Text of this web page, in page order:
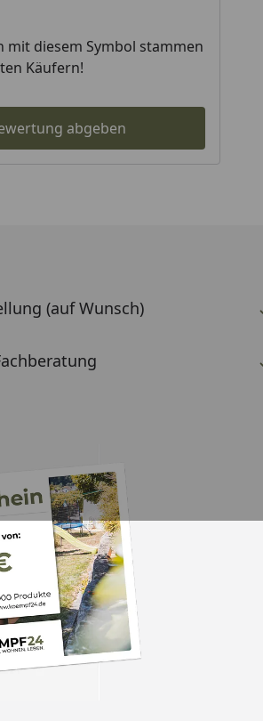
mit diesem Symbol stammen
Käufern!
abgeben
(auf Wunsch)